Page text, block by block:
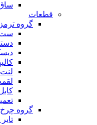
قطعات
گروه ترمز
ست
گروه چرخ